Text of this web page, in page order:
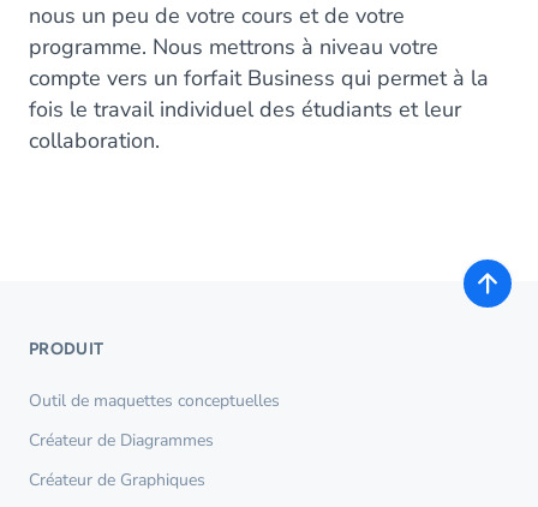
nous un peu de votre cours et de votre
programme. Nous mettrons à niveau votre
compte vers un forfait Business qui permet à la
fois le travail individuel des étudiants et leur
collaboration.
PRODUIT
Outil de maquettes conceptuelles
Créateur de Diagrammes
Créateur de Graphiques